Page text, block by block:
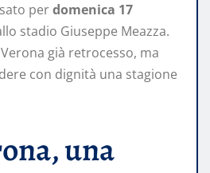
perdomenica 17
stadio Giuseppe Meazza.
già retrocesso, ma
con dignità una stagione
una